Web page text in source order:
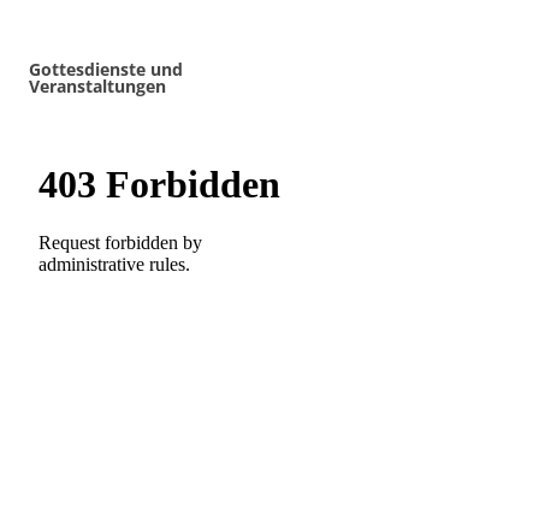
Gottesdienste und
Veranstaltungen